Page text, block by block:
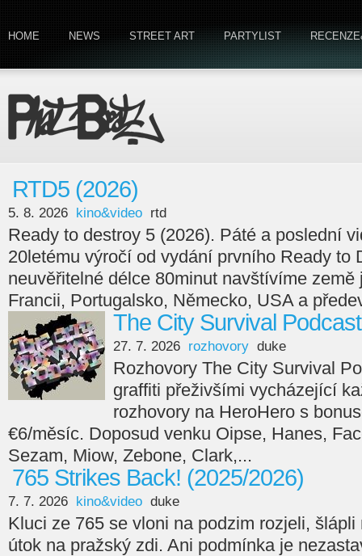
HOME NEWS STREET ART PARTYLIST
RTD5 (2026)
5. 8. 2026 kino&video rtd
Ready to destroy 5 (2026). Páté a poslední
20letému výročí od vydání prvního Ready to
neuvěřitelné délce 80minut navštívíme
Francii, Portugalsko, Německo, USA a
The City Survival Podcast
27. 7. 2026 rozhovory duke
Rozhovory The City Survival
graffiti přeživšími vycházející
rozhovory na HeroHero s
€6/měsíc. Doposud venku Oipse, Hanes,
Sezam, Miow, Zebone, Clark,...
765 Strikes Back! (2025/2026)
7. 7. 2026 kino&video duke
Kluci ze 765 se vloni na podzim rozjeli,
útok na pražský zdi. Ani podmínka je